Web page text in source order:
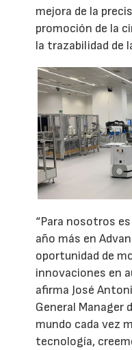
mejora de la
promoción de la
la trazabilidad de
“Para nosotros
año más en
oportunidad de
innovaciones en
afirma José
General Manager
mundo cada vez
tecnología,